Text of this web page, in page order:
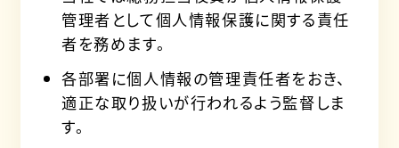
管理者として個人情報保護に関する責任
者を務めます。
各部署に個人情報の管理責任者をおき、
適正な取り扱いが行われるよう監督しま
す。